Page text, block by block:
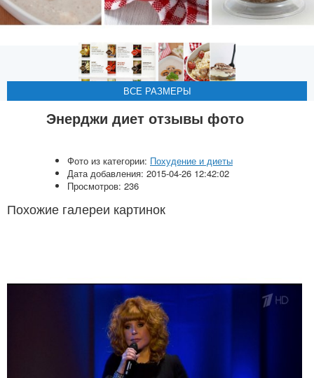
ВСЕ РАЗМЕРЫ
ВСЕ РАЗМЕРЫ
Энерджи диет отзывы фото
Фото из категории: Похудение и диеты
Дата добавления: 2015-04-26 12:42:02
Просмотров: 236
Похожие галереи картинок